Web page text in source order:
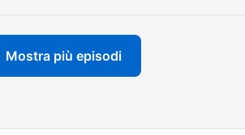
Mostra più episodi